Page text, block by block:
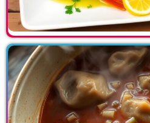
Newsletter
Folgen
Privatsphären Informationen